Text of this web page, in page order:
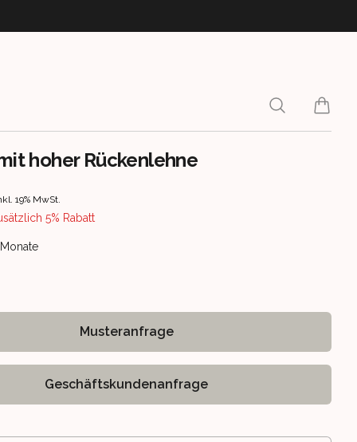
Search
items
hoher Rückenlehne
19% MwSt.
5% Rabatt
information
Monate
Musteranfrage
Geschäftskundenanfrage